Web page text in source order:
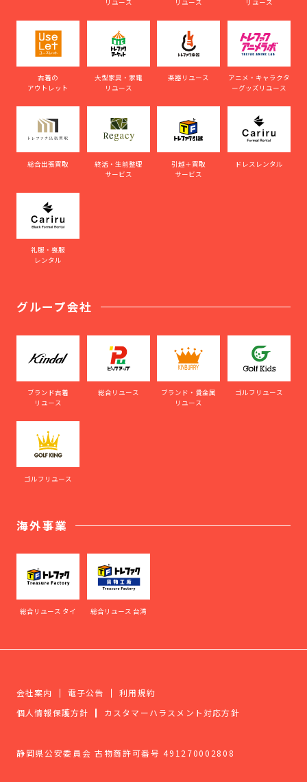
古着の
アウトレット
大型家具・家電
リユース
楽器リユース
アニメ・キャラクタ
ーグッズリユース
総合出張買取
終活・生前整理
サービス
引越＋買取
サービス
ドレスレンタル
礼服・喪服
レンタル
グループ会社
ブランド古着
リユース
総合リユース
ブランド・貴金属
リユース
ゴルフリユース
ゴルフリユース
海外事業
総合リユース タイ 総合リユース 台湾
会社案内 電子公告
利用規約
個人情報保護方針
カスタマーハラスメント対応方針
静岡県公安委員会 古物商許可番号 491270002808